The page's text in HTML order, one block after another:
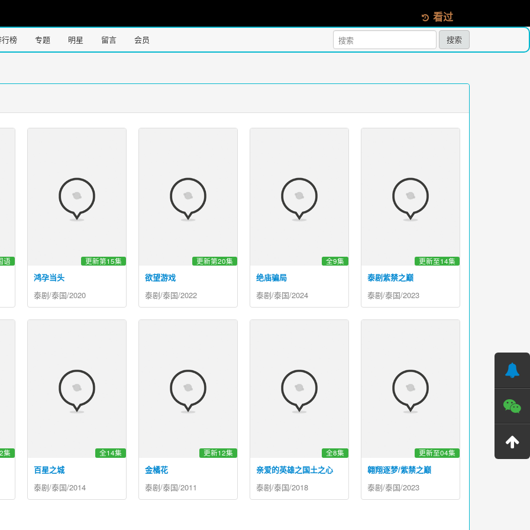
看过
榜 专题 明星 留言 会员 搜索
语
鸿孕当头
更新第15集
泰剧/泰国/2020
欲望游戏
更新第20集
泰剧/泰国/2022
绝庙骗局
全9集
泰剧/泰国/2024
泰剧紫禁之巅
更新至14集
泰剧/泰国/2023
集
百星之城
全14集
泰剧/泰国/2014
金橘花
更新12集
泰剧/泰国/2011
亲爱的英雄之国土之心
全8集
泰剧/泰国/2018
翱翔逐梦/紫禁之巅
更新至04集
泰剧/泰国/2023